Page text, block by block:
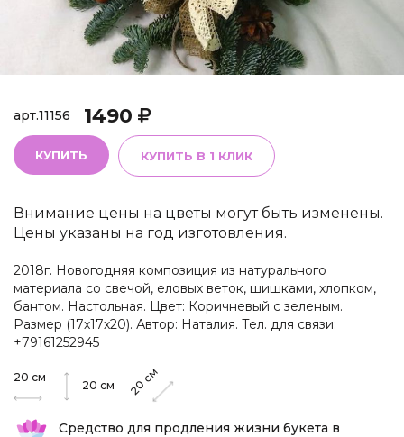
арт.11156 1490
КУПИТЬ КУПИТЬ В 1 КЛИК
Внимание цены на цветы могут быть изменены.
Цены указаны на год изготовления.
2018г. Новогодняя композиция из натурального
материала со свечой, еловых веток, шишками, хлопком,
бантом. Настольная. Цвет: Коричневый с зеленым.
Размер (17х17х20). Автор: Наталия. Тел. для связи:
+79161252945
20 см
20 см 20
см
Средство для продления жизни букета в